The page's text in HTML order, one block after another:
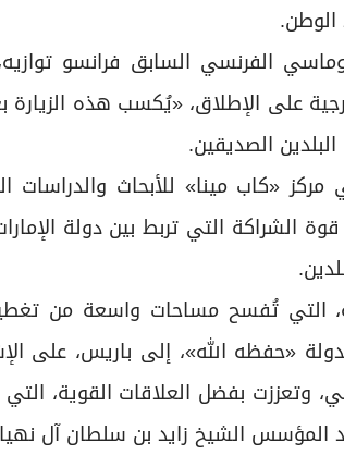
الفرنسي السابق فرانسو
على الإطلاق، «يُكسب هذه الزيارة
الصديقين.
«كاب مينا» للأبحاث
الشراكة التي تربط بين دولة
التي تُفسح مساحات واسعة من
«حفظه الله»، إلى باريس، على
وتعززت بفضل العلاقات القوية، التي
المؤسس الشيخ زايد بن سلطان آل